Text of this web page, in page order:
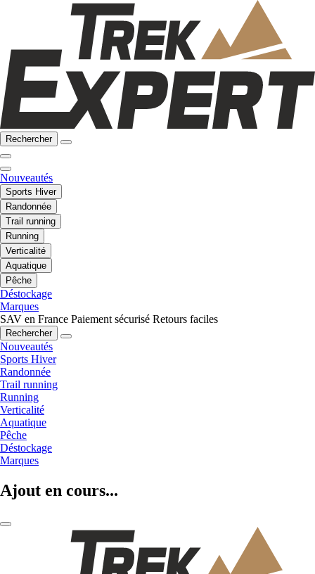
Rechercher
Nouveautés
Sports Hiver
Randonnée
Trail running
Running
Verticalité
Aquatique
Pêche
Déstockage
Marques
SAV en France Paiement sécurisé Retours faciles
Rechercher
Nouveautés
Sports Hiver
Randonnée
Trail running
Running
Verticalité
Aquatique
Pêche
Déstockage
Marques
Ajout en cours...